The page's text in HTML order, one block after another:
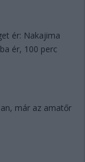
ér: Nakajima
ér, 100 perc
már az amatőr